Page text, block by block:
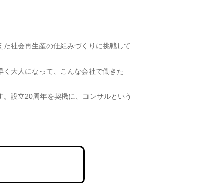
社会再生産の仕組みづくりに挑戦して
大人になって、こんな会社で働きた
設立20周年を契機に、コンサルという